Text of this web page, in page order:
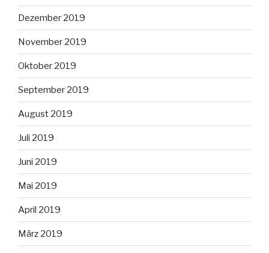
Dezember 2019
November 2019
Oktober 2019
September 2019
August 2019
Juli 2019
Juni 2019
Mai 2019
April 2019
März 2019